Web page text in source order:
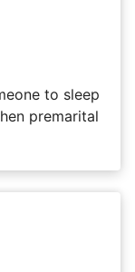
to sleep
premarital